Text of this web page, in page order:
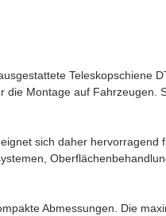
Montage auf
sich daher
Abmessungen. Die